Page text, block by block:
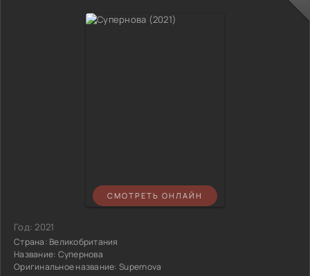
СМОТРЕТЬ ОНЛАЙН
Год:2021
Страна: Великобритания
Название: Супернова
Оригинальное название: Supernova